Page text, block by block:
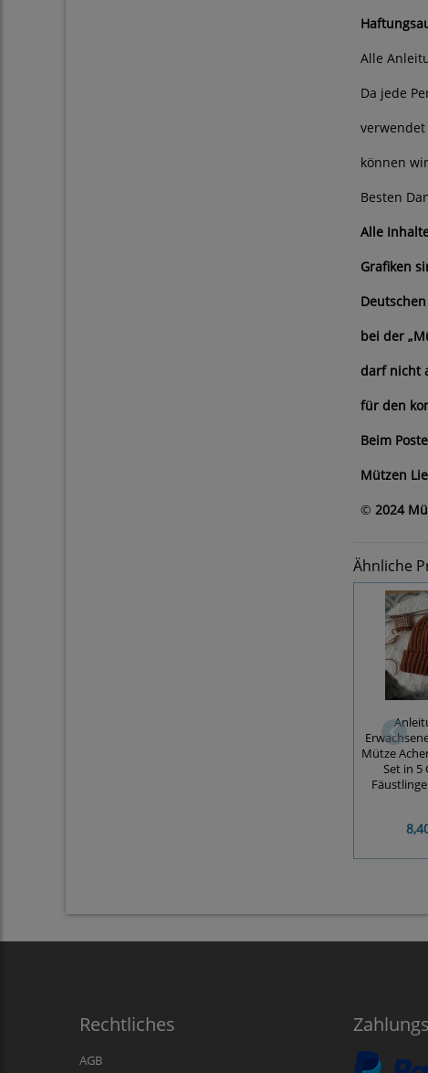
Alle
Da jede
können
Besten
Alle
Grafiken
bei der
darf nicht
für den
Beim
Mützen
© 2024
Ähnliche
Mütze
Set in 5
Rechtliches
AGB